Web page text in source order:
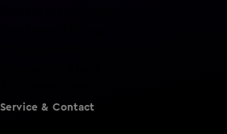
Service & Contact